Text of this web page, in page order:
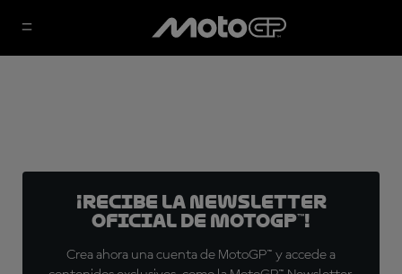
¡Recibe la Newsletter
oficial de MotoGP™!
Crea ahora una cuenta de MotoGP™ y accede a